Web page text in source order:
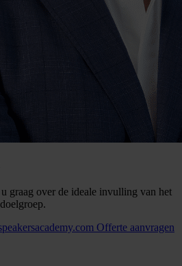
graag over de ideale invulling van het
Offerte aanvragen